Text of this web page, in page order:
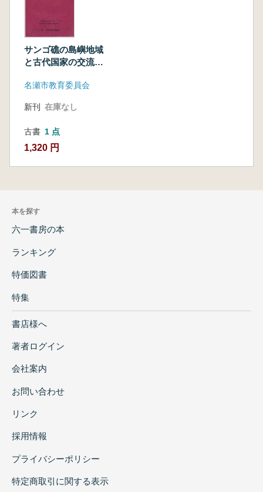
サンゴ礁の島嶼地域
と古代国家の交流
考古学・歴史学
名瀬市教育委員会
新刊 在庫なし
古書 1 点
1,320 円
本を探す
六一書房の本
ランキング
特価図書
特集
書店様へ
著者ログイン
会社案内
お問い合わせ
リンク
採用情報
プライバシーポリシー
特定商取引に関する表示